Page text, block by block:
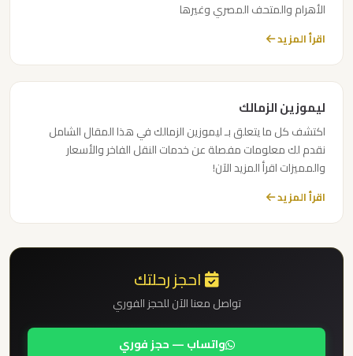
الأهرام والمتحف المصري وغيرها
اقرأ المزيد
ليموزين الزمالك
اكتشف كل ما يتعلق بـ ليموزين الزمالك في هذا المقال الشامل
نقدم لك معلومات مفصلة عن خدمات النقل الفاخر والأسعار
والمميزات اقرأ المزيد الآن!
اقرأ المزيد
احجز رحلتك
تواصل معنا الآن للحجز الفوري
واتساب — حجز فوري
توصيل
المطار
ليموزين
بورسعيد
ليموزين
ليموزين
العرب